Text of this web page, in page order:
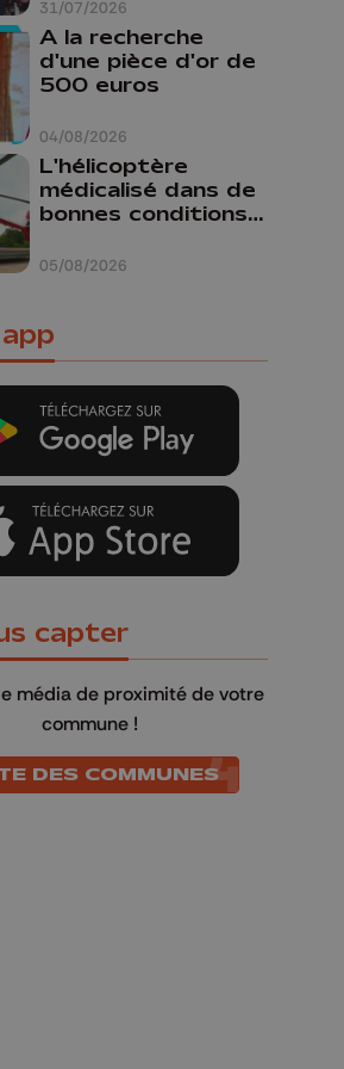
31/07/2026
04/08/2026
A la recherche
d'une pièce d'or de
500 euros
05/08/2026
L'hélicoptère
médicalisé dans de
bonnes conditions à
capter
média de proximité de votre
commune !
DES COMMUNES